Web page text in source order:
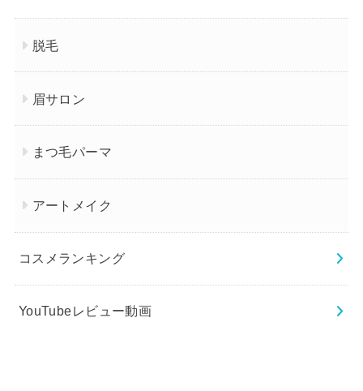
脱毛
眉サロン
まつ毛パーマ
アートメイク
コスメランキング
YouTubeレビュー動画